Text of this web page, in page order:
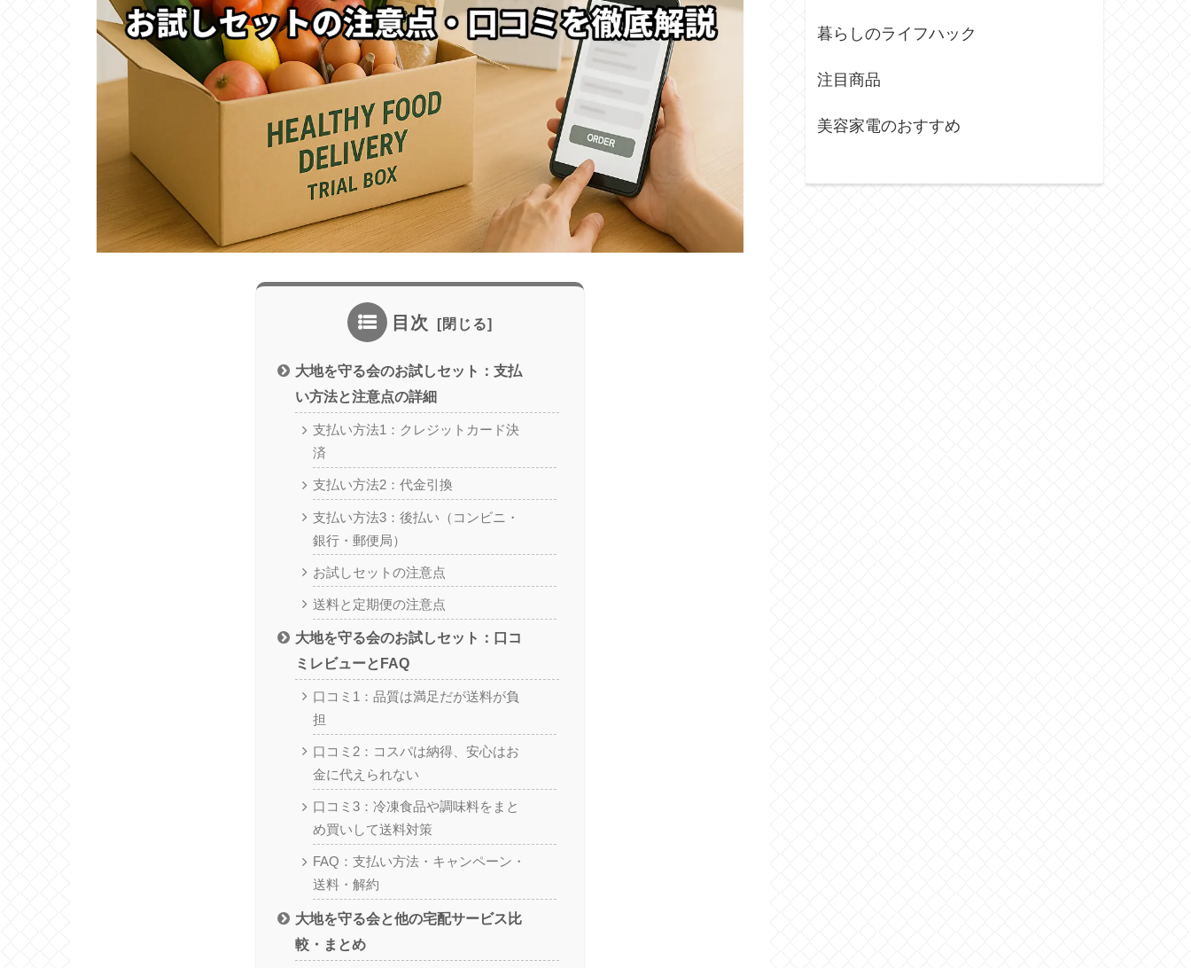
目次
大地を守る会のお試しセット：支払
い方法と注意点の詳細
支払い方法1：クレジットカード決
済
支払い方法2：代金引換
支払い方法3：後払い（コンビニ・
銀行・郵便局）
お試しセットの注意点
送料と定期便の注意点
大地を守る会のお試しセット：口コ
ミレビューとFAQ
口コミ1：品質は満足だが送料が負
担
口コミ2：コスパは納得、安心はお
金に代えられない
口コミ3：冷凍食品や調味料をまと
め買いして送料対策
FAQ：支払い方法・キャンペーン・
送料・解約
大地を守る会と他の宅配サービス比
較・まとめ
暮らしのライフハック
注目商品
美容家電のおすすめ